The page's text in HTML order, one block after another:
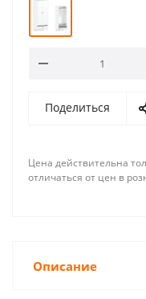
Поделиться
Цена действительна
отличаться от цен в
Описание